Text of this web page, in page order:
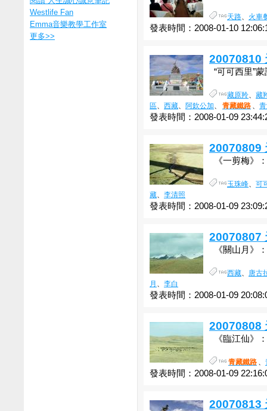
天路、 火車
發表時間：2008-01-10
20070810
“可可西里”
藏原羚、 藏
區、 西藏、 阿欽公加、 青藏鐵路 、
發表時間：2008-01-09
20070809
《一剪梅》
玉珠峰、 可
藏、 李清照
發表時間：2008-01-09
20070807
《關山月》
西藏、 唐古
月 、 李白
發表時間：2008-01-09
20070808
《臨江仙》
青藏鐵路 、
發表時間：2008-01-09
20070813
Westlife Fan
Emma音樂教學工作室
更多>>